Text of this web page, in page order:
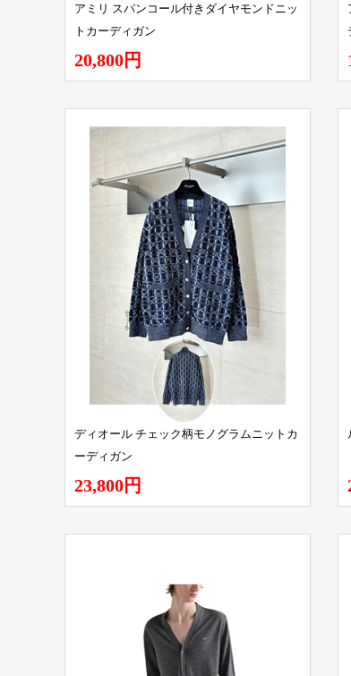
アミリ スパンコール付きダイヤモンドニッ
トカーディガン
20,800円
ディオール チェック柄モノグラムニットカ
ーディガン
23,800円